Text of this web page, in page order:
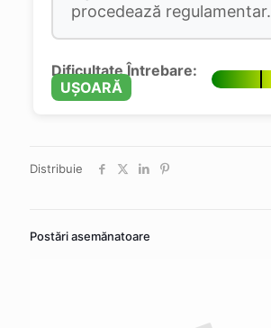
procedează regulamentar.
Dificultate Întrebare:
UȘOARĂ
Distribuie
Postări asemănatoare